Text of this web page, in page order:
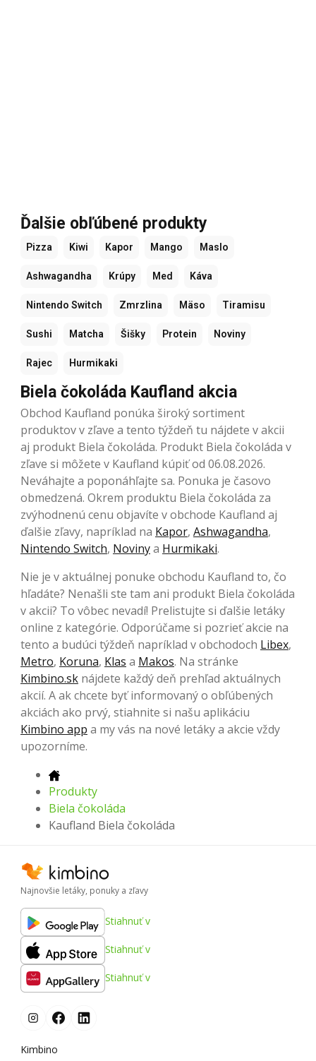
Ďalšie obľúbené produkty
Pizza Kiwi Kapor Mango Maslo
Ashwagandha Krúpy Med Káva
Nintendo Switch Zmrzlina Mäso Tiramisu
Sushi Matcha Šišky Protein Noviny
Rajec Hurmikaki
Biela čokoláda Kaufland akcia
Obchod Kaufland ponúka široký sortiment
produktov v zľave a tento týždeň tu nájdete v akcii
aj produkt Biela čokoláda. Produkt Biela čokoláda v
zľave si môžete v Kaufland kúpiť od 06.08.2026.
Neváhajte a poponáhľajte sa. Ponuka je časovo
obmedzená. Okrem produktu Biela čokoláda za
zvýhodnenú cenu objavíte v obchode Kaufland aj
ďalšie zľavy, napríklad na Kapor, Ashwagandha,
Nintendo Switch, Novinya Hurmikaki.
Nie je v aktuálnej ponuke obchodu Kaufland to, čo
hľadáte? Nenašli ste tam ani produkt Biela čokoláda
v akcii? To vôbec nevadí! Prelistujte si ďalšie letáky
online z kategórie. Odporúčame si pozrieť akcie na
tento a budúci týždeň napríklad v obchodoch Libex,
Metro, Koruna, Klas a Makos. Na stránke
Kimbino.sk nájdete každý deň prehľad aktuálnych
akcií. A ak chcete byť informovaný o obľúbených
akciách ako prvý, stiahnite si našu aplikáciu
Kimbino app a my vás na nové letáky a akcie vždy
upozorníme.
Produkty
Biela čokoláda
Kaufland Biela čokoláda
Najnovšie letáky, ponuky a zľavy
Stiahnuť v
Stiahnuť v
Stiahnuť v
Kimbino